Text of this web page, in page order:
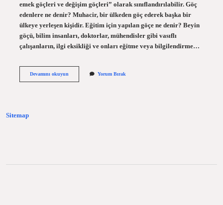
emek göçleri ve değişim göçleri” olarak sınıflandırılabilir. Göç
edenlere ne denir? Muhacir, bir ülkeden göç ederek başka bir
ülkeye yerleşen kişidir. Eğitim için yapılan göçe ne denir? Beyin
göçü, bilim insanları, doktorlar, mühendisler gibi vasıflı
çalışanların, ilgi eksikliği ve onları eğitme veya bilgilendirme…
Devamını okuyunIş
Yorum Bırak
Sitemap